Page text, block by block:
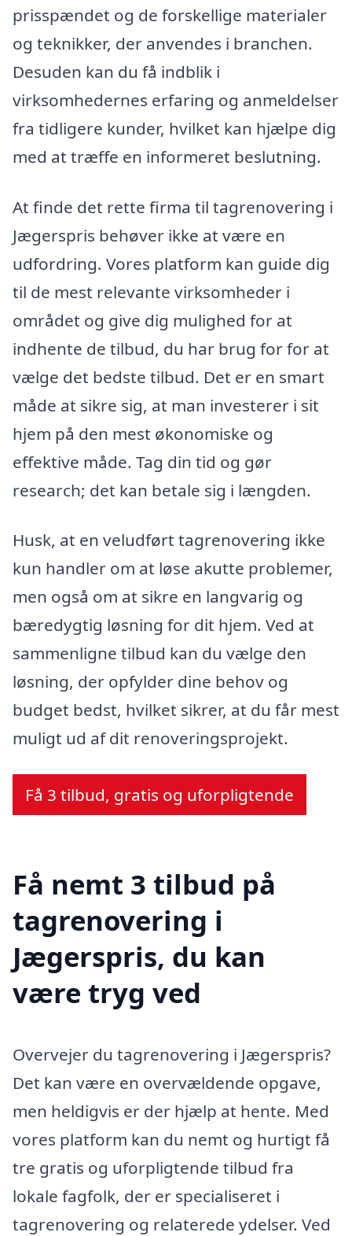
prisspændet og de forskellige materialer
og teknikker, der anvendes i branchen.
Desuden kan du få indblik i
virksomhedernes erfaring og anmeldelser
fra tidligere kunder, hvilket kan hjælpe dig
med at træffe en informeret beslutning.
At finde det rette firma til tagrenovering i
Jægerspris behøver ikke at være en
udfordring. Vores platform kan guide dig
til de mest relevante virksomheder i
området og give dig mulighed for at
indhente de tilbud, du har brug for for at
vælge det bedste tilbud. Det er en smart
måde at sikre sig, at man investerer i sit
hjem på den mest økonomiske og
effektive måde. Tag din tid og gør
research; det kan betale sig i længden.
Husk, at en veludført tagrenovering ikke
kun handler om at løse akutte problemer,
men også om at sikre en langvarig og
bæredygtig løsning for dit hjem. Ved at
sammenligne tilbud kan du vælge den
løsning, der opfylder dine behov og
budget bedst, hvilket sikrer, at du får mest
muligt ud af dit renoveringsprojekt.
Få 3 tilbud, gratis og uforpligtende
Få nemt 3 tilbud på
tagrenovering i
Jægerspris, du kan
være tryg ved
Overvejer du tagrenovering i Jægerspris?
Det kan være en overvældende opgave,
men heldigvis er der hjælp at hente. Med
vores platform kan du nemt og hurtigt få
tre gratis og uforpligtende tilbud fra
lokale fagfolk, der er specialiseret i
tagrenovering og relaterede ydelser. Ved